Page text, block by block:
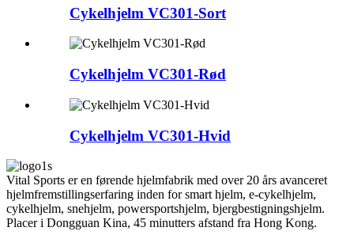
Cykelhjelm VC301-Sort
Cykelhjelm VC301-Rød
Cykelhjelm VC301-Hvid
Vital Sports er en førende hjelmfabrik med over 20 års avanceret
hjelmfremstillingserfaring inden for smart hjelm, e-cykelhjelm,
cykelhjelm, snehjelm, powersportshjelm, bjergbestigningshjelm.
Placer i Dongguan Kina, 45 minutters afstand fra Hong Kong.